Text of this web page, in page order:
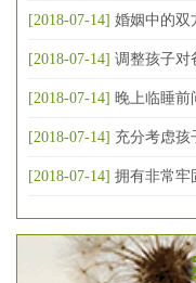
[2018-07-14] 婚姻中的双
[2018-07-14] 调整孩子对
[2018-07-14] 晚上临睡前
[2018-07-14] 充分考虑孩
[2018-07-14] 拥有非常牢